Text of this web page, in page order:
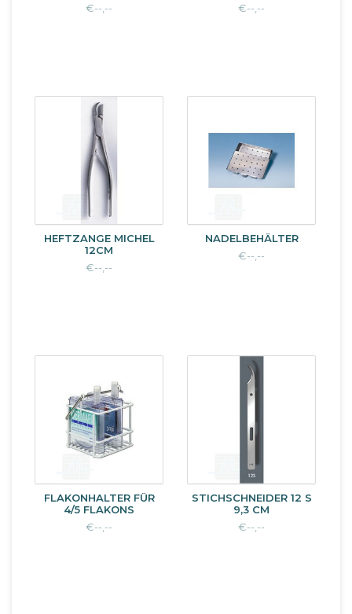
€--,--
€--,--
HEFTZANGE MICHEL
12CM
€--,--
NADELBEHÄLTER
€--,--
FLAKONHALTER FÜR
4/5 FLAKONS
€--,--
STICHSCHNEIDER 12 S
9,3 CM
€--,--